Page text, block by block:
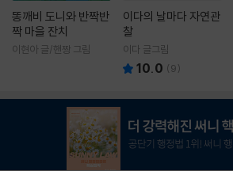
똥깨비 도니와 반짝반
짝 마을 잔치
이현아 글/핸짱 그림
이다의 날마다 자연관
찰
이다 글그림
10.0 (9)